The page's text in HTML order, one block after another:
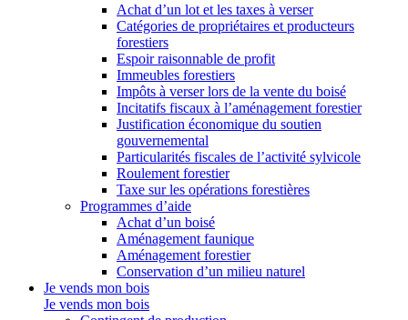
Achat d’un lot et les taxes à verser
Catégories de propriétaires et producteurs
forestiers
Espoir raisonnable de profit
Immeubles forestiers
Impôts à verser lors de la vente du boisé
Incitatifs fiscaux à l’aménagement forestier
Justification économique du soutien
gouvernemental
Particularités fiscales de l’activité sylvicole
Roulement forestier
Taxe sur les opérations forestières
Programmes d’aide
Achat d’un boisé
Aménagement faunique
Aménagement forestier
Conservation d’un milieu naturel
Je vends mon bois
Je vends mon bois